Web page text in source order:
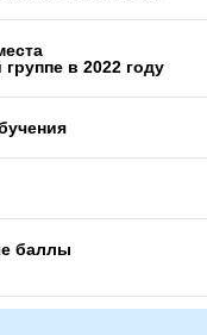
группе в 2022 году
баллы